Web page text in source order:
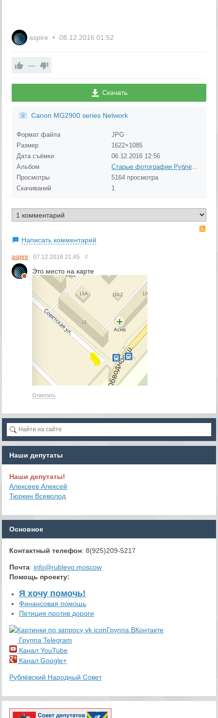
aspire 08.12.2016 01:52
—
Скачать
Canon MG2900 series Network
Формат файла
JPG
Размер
1622×1085
Дата съёмки
06.12.2016 12:56
Альбом
Просмотры
5164 просмотра
Скачиваний
1
Написать комментарий
aspire 07.12.2016 21:45 #
Это место на карте
Ответить
Наши депутаты
Наши депутаты!
Алексеев Алексей
Тюркин Всеволод
Основное
Контактный телефон: 8(925)209-5217
Почта: info@rublevo.moscow
Помощь проекту:
Я хочу помочь!
Финансовая помощь
Петиция против дороги
Группа ВКонтакте
Группа Telegram
Канал YouTube
Канал Google+
Рублёвский Народный Совет